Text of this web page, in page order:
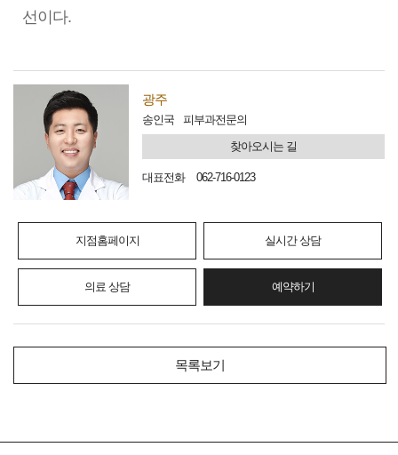
선이다.
광주
송인국
피부과전문의
찾아오시는 길
대표전화 062-716-0123
지점홈페이지 실시간 상담
의료 상담 예약하기
목록보기